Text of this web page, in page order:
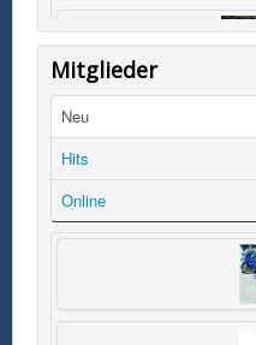
Mitglieder
Neu
Hits
Online